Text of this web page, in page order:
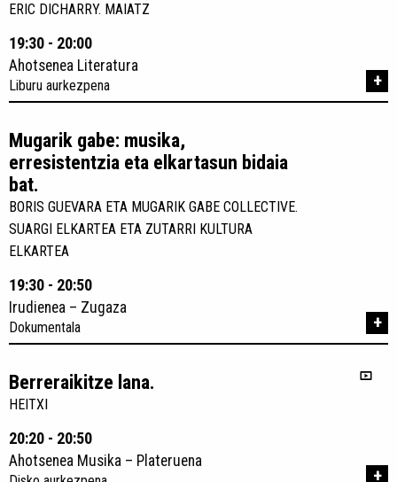
ERIC DICHARRY. MAIATZ
19:30 - 20:00
Ahotsenea Literatura
Liburu aurkezpena +
Mugarik gabe: musika,
erresistentzia eta elkartasun bidaia
bat.
BORIS GUEVARA ETA MUGARIK GABE COLLECTIVE.
SUARGI ELKARTEA ETA ZUTARRI KULTURA
ELKARTEA
19:30 - 20:50
Irudienea – Zugaza
Dokumentala +
Berreraikitze lana.
HEITXI
20:20 - 20:50
Ahotsenea Musika – Plateruena
+